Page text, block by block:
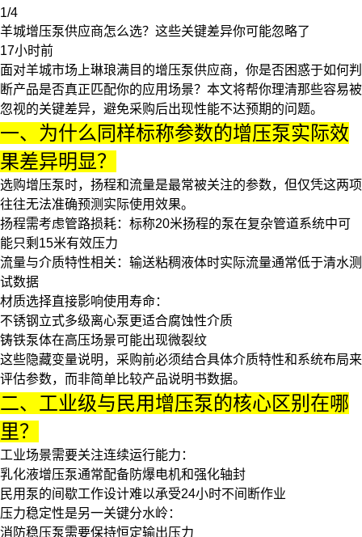
1/4
羊城增压泵供应商怎么选？这些关键差异你可能忽略了
17小时前
面对羊城市场上琳琅满目的增压泵供应商，你是否困惑于如何判
断产品是否真正匹配你的应用场景？本文将帮你理清那些容易被
忽视的关键差异，避免采购后出现性能不达预期的问题。
一、为什么同样标称参数的增压泵实际效
果差异明显？
选购增压泵时，扬程和流量是最常被关注的参数，但仅凭这两项
往往无法准确预测实际使用效果。
扬程需考虑管路损耗：标称20米扬程的泵在复杂管道系统中可
能只剩15米有效压力
流量与介质特性相关：输送粘稠液体时实际流量通常低于清水测
试数据
材质选择直接影响使用寿命：
不锈钢立式多级离心泵 更适合腐蚀性介质
铸铁泵体在高压场景可能出现微裂纹
这些隐藏变量说明，采购前必须结合具体介质特性和系统布局来
评估参数，而非简单比较产品说明书数据。
二、工业级与民用增压泵的核心区别在哪
里？
工业场景需要关注连续运行能力：
乳化液增压泵通常配备防爆电机和强化轴封
民用泵的间歇工作设计难以承受24小时不间断作业
压力稳定性是另一关键分水岭：
消防稳压泵需要保持恒定输出压力